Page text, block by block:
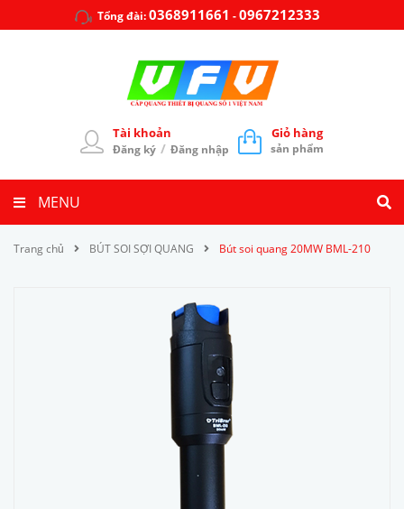
Tổng đài:0368911661 -0967212333
Tài khoản
Đăng ký / Đăng nhập
Giỏ hàng
sản phẩm
MENU
Trang chủ BÚT SOI SỢI QUANG Bút soi quang 20MW BML-210